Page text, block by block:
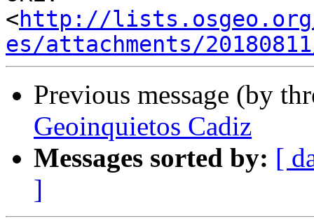
<http://
es/attachments/
Previous message (by
Geoinquietos Cadiz
Messages sorted by: [
]